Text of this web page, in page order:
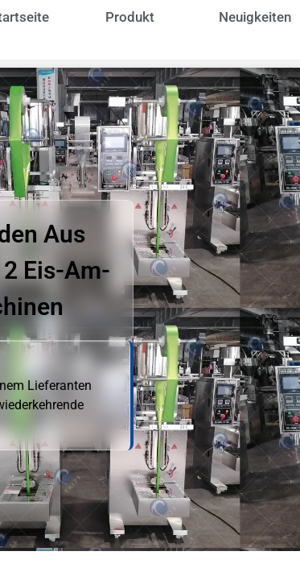
Produkt Neuigkeiten
Aus
Eis-Am-
Lieferanten